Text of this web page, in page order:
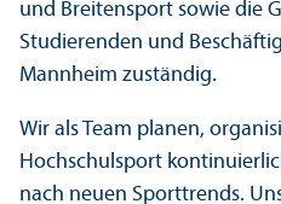
und Breitensport sowie die
Studierenden und
Mannheim zuständig.
Wir als Team planen,
Hochschul­sport
nach neuen Sporttrends.